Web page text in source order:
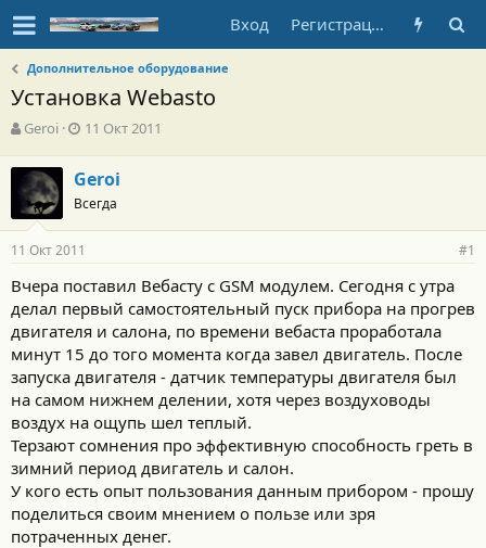
Вход Регистрация
Дополнительное оборудование
Установка Webasto
А
т
о
р
т
е
м
ы
Geroi
Д
а
н
ч
а
л
а
11 Окт 2011
Geroi
Всегда
11 Окт 2011 #1
Вчера поставил Вебасту с GSM модулем. Сегодня с утра
делал первый самостоятельный пуск прибора на прогрев
двигателя и салона, по времени вебаста проработала
минут 15 до того момента когда завел двигатель. После
запуска двигателя - датчик температуры двигателя был
на самом нижнем делении, хотя через воздуховоды
воздух на ощупь шел теплый.
Терзают сомнения про эффективную способность греть в
зимний период двигатель и салон.
У кого есть опыт пользования данным прибором - прошу
поделиться своим мнением о пользе или зря
потраченных денег.